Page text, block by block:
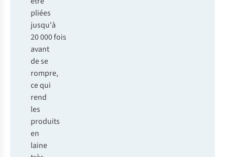
pliées
jusqu'à
20 000 fois
avant
de se
rompre,
ce qui
rend
les
produits
en
laine